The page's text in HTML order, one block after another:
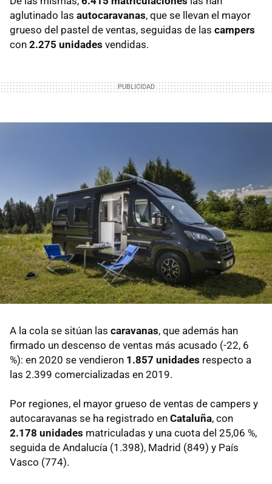
aglutinado las autocaravanas, que se llevan el mayor
grueso del pastel de ventas, seguidas de las campers
con 2.275 unidades vendidas.
A la cola se sitúan las caravanas, que además han
firmado un descenso de ventas más acusado (-22, 6
%): en 2020 se vendieron 1.857 unidades respecto a
las 2.399 comercializadas en 2019.
Por regiones, el mayor grueso de ventas de campers y
autocaravanas se ha registrado en Cataluña, con
2.178 unidades matriculadas y una cuota del 25,06 %,
seguida de Andalucía (1.398), Madrid (849) y País
Vasco (774).